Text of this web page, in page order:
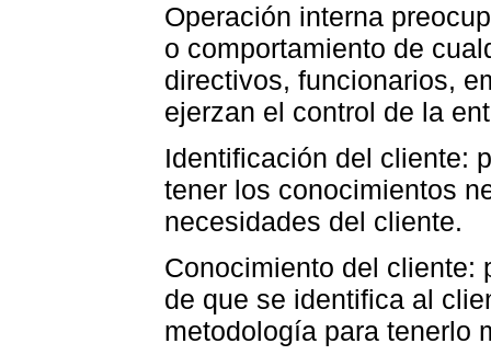
Operación interna
o comportamiento de
directivos, funcionarios,
ejerzan el control de la
Identificación del cliente:
tener los conocimientos
necesidades del cliente.
Conocimiento del cliente:
de que se identifica al
metodología para tenerlo